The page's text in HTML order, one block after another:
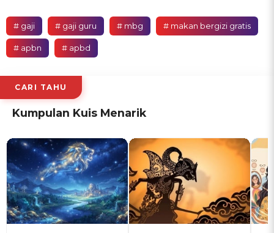
# gaji # gaji guru # mbg # makan bergizi gratis
# apbn # apbd
CARI TAHU
Kumpulan Kuis Menarik